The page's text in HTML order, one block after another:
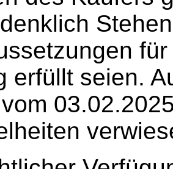
erfüllt seien.